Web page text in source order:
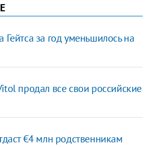
Гейтса за год уменьшилось на
продал все свои российские
€4 млн родственникам